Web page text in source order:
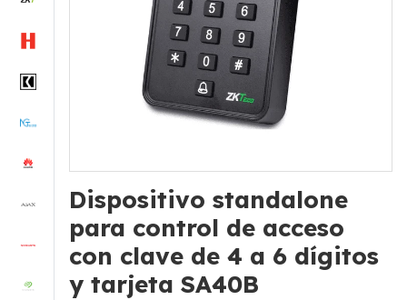
Dispositivo standalone
para control de acceso
con clave de 4 a 6 dígitos
y tarjeta SA40B